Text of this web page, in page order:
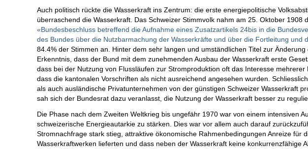
Auch politisch rückte die Wasserkraft ins Zentrum: die erste energiepolitische
überraschend die Wasserkraft. Das Schweizer Stimmvolk nahm am 25. Oktober 1908
«Bundesbeschluss betreffend die Aufnahme eines Zusatzartikels 24bis in die
des Bundes über die Nutzbarmachung der Wasserkräfte und über die Fortleitung und
84.4% der Stimmen an. Hinter dem sehr langen und umständlichen Titel zur
Erkenntnis, dass der Bund mit dem zunehmenden Ausbau der Wasserkraft erste
dass bei der Nutzung von Flussläufen zur Stromproduktion oft das Interesse
dass die kantonalen Vorschriften als nicht ausreichend angesehen wurden.
als auch ausländische Privatunternehmen von der günstigen Schweizer Wasserkraft
sah sich der Bundesrat dazu veranlasst, die Nutzung der Wasserkraft besser zu
Die Phase nach dem Zweiten Weltkrieg bis ungefähr 1970 war von einem intensiven
schweizerische Energieautarkie zu stärken. Dies war vor allem auch darauf
Stromnachfrage stark stieg, attraktive ökonomische Rahmenbedingungen Anreize für
Wasserkraftwerken lieferten und dass neben der Wasserkraft keine konkurrenzfähige